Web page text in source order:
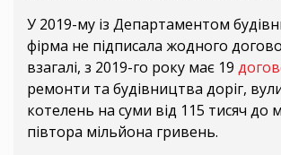
У 2019-му із Департаментом
фірма не підписала жодного
взагалі, з 2019-го року має 19
ремонти та будівництва доріг,
котелень на суми від 115 тисяч до
півтора мільйона гривень.